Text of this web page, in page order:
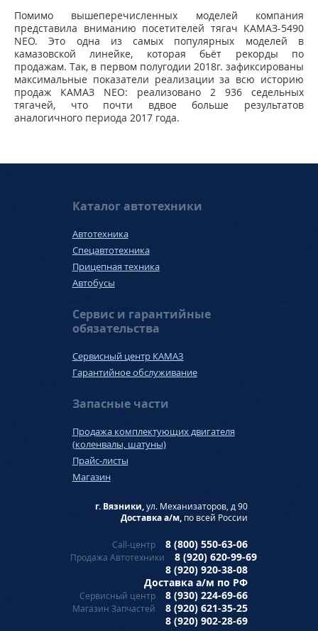
Помимо вышеперечисленных моделей компания
представила вниманию посетителей тягач КАМАЗ-5490
NEO. Это одна из самых популярных моделей в
камазовской линейке, которая бьёт рекорды по
продажам. Так, в первом полугодии 2018г. зафиксированы
максимальные показатели реализации за всю историю
продаж КАМАЗ NEO: реализовано 2 936 седельных
тягачей, что почти вдвое больше результатов
аналогичного периода 2017 года.
Каталог автотехники
Автотехника
Спецавтотехника
Прицепная техника
Автобусы
Сервис и гарантийные
обязательства
Сервисный центр КАМАЗ
Гарантийное обслуживание
Запасные части
Продажа комплектующих двигателя
(коленвалы, шатуны)
Прайс-листы
Магазин
г. Вязники,ул. Механизаторов, д 90
Доставка а/м, по всей России
Call-центр 8 (800) 550-63-06
Продажа Автотехники
8 (920) 620-99-69
8 (920) 920-38-08
Доставка а/м по РФ
Сервисный центр 8 (930) 224-69-66
Магазин Запчастей
8 (920) 621-35-25
8 (920) 902-28-69